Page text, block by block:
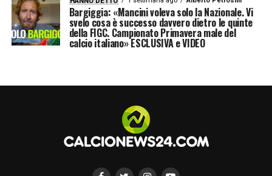
Bargiggia: «Mancini voleva solo la Nazionale. Vi
svelo cosa è successo davvero dietro le quinte
della FIGC. Campionato Primavera male del
calcio italiano» ESCLUSIVA e VIDEO